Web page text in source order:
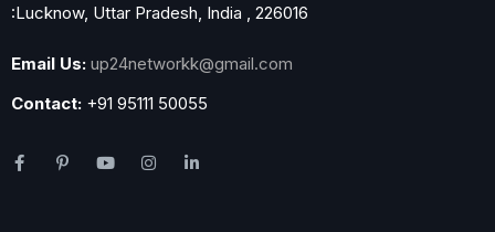
:Lucknow, Uttar Pradesh, India , 226016
Email Us: up24networkk@gmail.com
Contact: +91 95111 50055